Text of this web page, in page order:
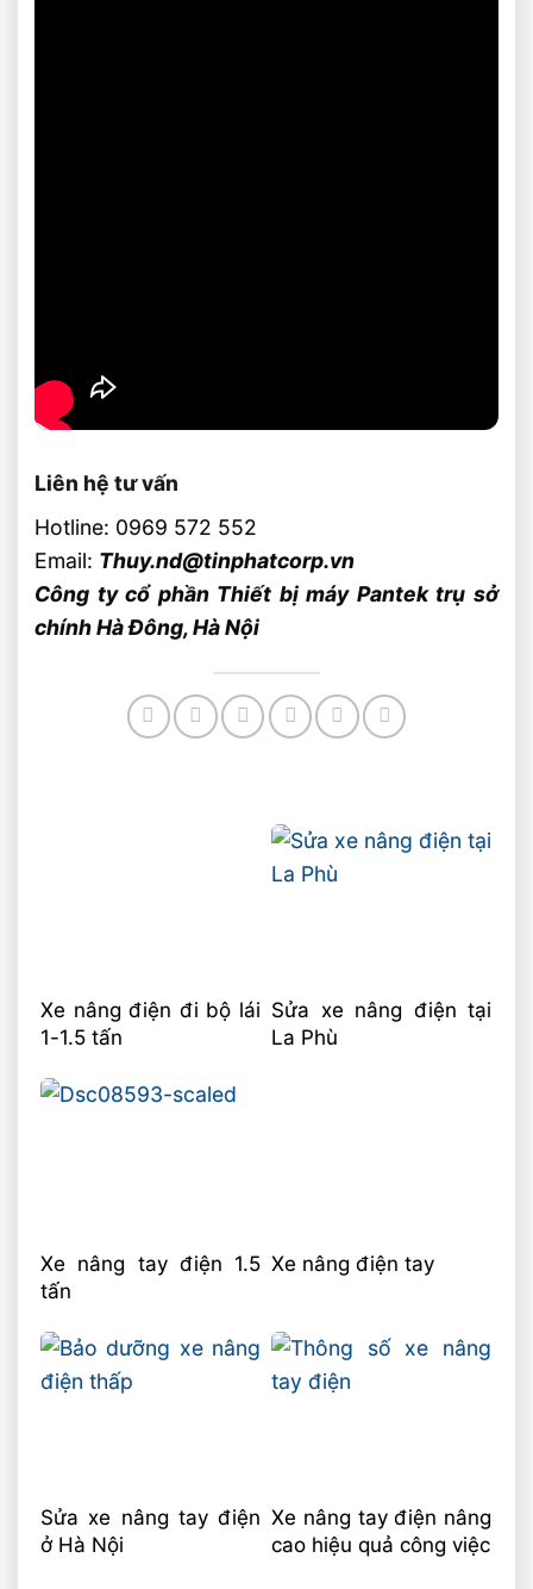
Liên hệ tư vấn
Hotline: 0969 572 552
Email: Thuy.nd@tinphatcorp.vn
Công ty cổ phần Thiết bị máy Pantek trụ sở
chính Hà Đông, Hà Nội
Xe nâng điện đi bộ lái
1-1.5 tấn
Sửa xe nâng điện tại
La Phù
Xe nâng tay điện 1.5
tấn
Xe nâng điện tay
Sửa xe nâng tay điện
ở Hà Nội
Xe nâng tay điện nâng
cao hiệu quả công việc